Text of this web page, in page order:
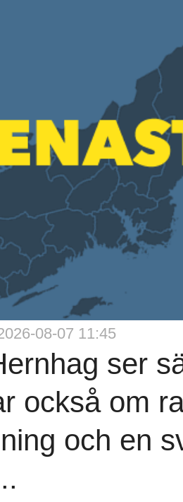
08-07 11:45
ser
också om
och en